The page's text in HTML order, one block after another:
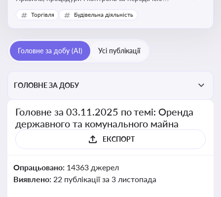
державного та комунального майна в оренду. Кейси
використання публічного майна
Торгівля Будівельна діяльність
Головне за добу (AI) Усі публікації
ГОЛОВНЕ ЗА ДОБУ
Головне за 03.11.2025 по темі: Оренда
державного та комунального майна
ЕКСПОРТ
Опрацьовано: 14363 джерел
Виявлено: 22 публікації за 3 листопада